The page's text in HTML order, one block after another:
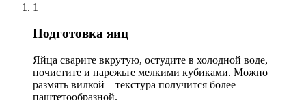
1
Подготовка яиц
Яйца сварите вкрутую, остудите в холодной воде,
почистите и нарежьте мелкими кубиками. Можно
размять вилкой – текстура получится более
паштетообразной.